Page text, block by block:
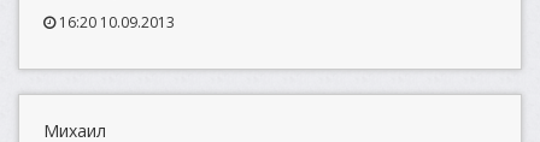
16:20 10.09.2013
Михаил